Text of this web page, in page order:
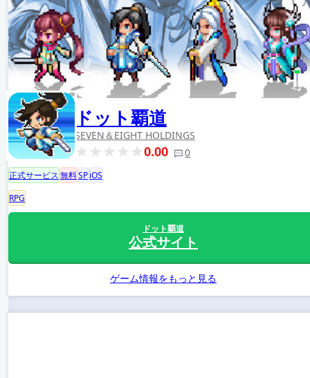
ドット覇道
SEVEN＆EIGHT HOLDINGS
0.00 0
正式サービス無料SPiOS
RPG
ドット覇道
公式サイト
ゲーム情報をもっと見る